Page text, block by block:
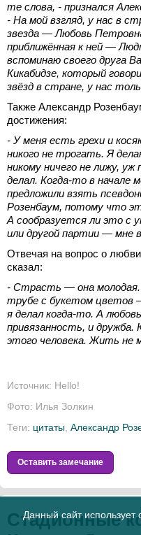
те слова, - признался
- На мой взгляд, у нас в
звезда — Любовь
приближённая к ней —
вспоминаю своего друга
Кикабидзе, который
звёзд в стране, у нас
Также Александр
достижения:
- У меня есть грехи и
никого не трогать. Я
никому ничего не лижу,
делал. Когда‑то в начале
предложили взять
Розенбаум, потому что
А сообразуется ли это с
или другой партии — мне
Отвечая на вопрос о
сказал:
- Страсть — она молодая.
трубе с букетом
я делал когда‑то. А
привязанность, и
этого человека. Жить не
Источник: Hello!
Фото: Илья Золкин
Теги: цитаты Александр
Оставить замечание
Стадионные
Данный сайт